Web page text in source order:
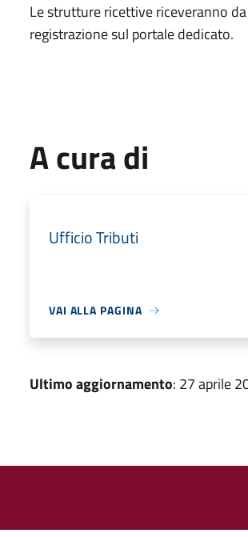
Le strutture ricettive riceveranno
registrazione sul portale dedicato.
A cura di
Ufficio Tributi
VAI ALLA PAGINA
Ultimo aggiornamento: 27 aprile